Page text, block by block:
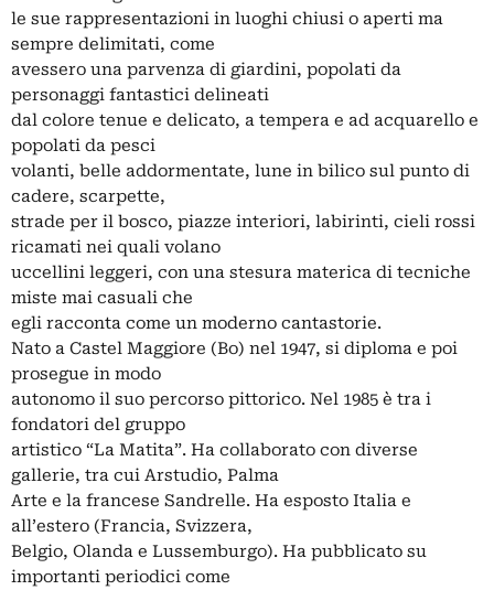
le sue rappresentazioni in luoghi chiusi o aperti ma
sempre delimitati, come
avessero una parvenza di giardini, popolati da
personaggi fantastici delineati
dal colore tenue e delicato, a tempera e ad acquarello e
popolati da pesci
volanti, belle addormentate, lune in bilico sul punto di
cadere, scarpette,
strade per il bosco, piazze interiori, labirinti, cieli rossi
ricamati nei quali volano
uccellini leggeri, con una stesura materica di tecniche
miste mai casuali che
egli racconta come un moderno cantastorie.
Nato a Castel Maggiore (Bo) nel 1947, si diploma e poi
prosegue in modo
autonomo il suo percorso pittorico. Nel 1985 è tra i
fondatori del gruppo
artistico “La Matita”. Ha collaborato con diverse
gallerie, tra cui Arstudio, Palma
Arte e la francese Sandrelle. Ha esposto Italia e
all’estero (Francia, Svizzera,
Belgio, Olanda e Lussemburgo). Ha pubblicato su
importanti periodici come